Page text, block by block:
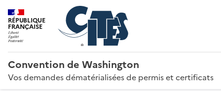
RÉPUBLIQUE
FRANÇAISE
Convention de Washington
Vos demandes dématérialisées de permis et certificats